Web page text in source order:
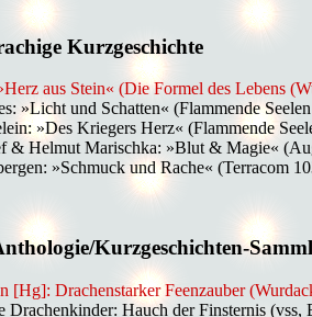
Kurzgeschichte
aus Stein« (Die Formel des Lebens
»Licht und Schatten« (Flammende
»Des Kriegers Herz« (Flammende
& Helmut Marischka: »Blut & Magie«
»Schmuck und Rache« (Terracom
Kurzgeschichten-
[Hg]: Drachenstarker Feenzauber
Drachenkinder: Hauch der Finsternis (vss,